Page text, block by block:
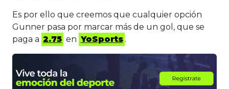
Es por ello que creemos que cualquier opción
Gunner pasa por marcar más de un gol, que se
paga a 2.75 en YoSports .